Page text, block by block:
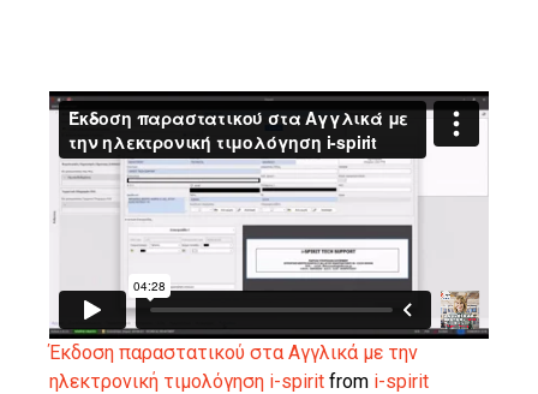
Έκδοση παραστατικού στα Αγγλικά με την
ηλεκτρονική τιμολόγηση i-spirit from i-spirit